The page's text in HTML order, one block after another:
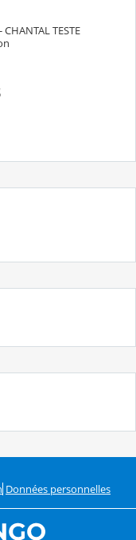
- CHANTAL TESTE
Données personnelles